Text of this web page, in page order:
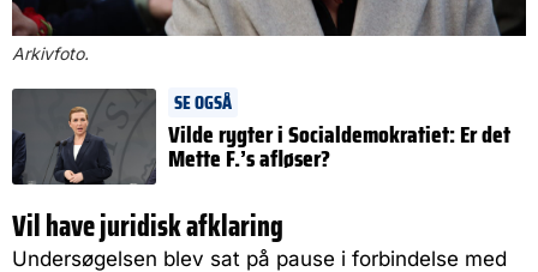
Arkivfoto.
SE OGSÅ
Vilde rygter i Socialdemokratiet: Er det
Mette F.’s afløser?
Vil have juridisk afklaring
Undersøgelsen blev sat på pause i forbindelse med